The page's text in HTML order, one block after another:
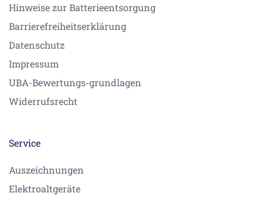
Hinweise zur Batterieentsorgung
Barrierefreiheitserklärung
Datenschutz
Impressum
UBA-Bewertungs-grundlagen
Widerrufsrecht
Service
Auszeichnungen
Elektroaltgeräte